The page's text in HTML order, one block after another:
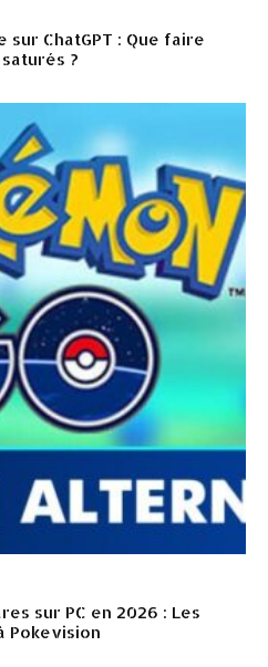
ChatGPT : Que faire
?
sur PC en 2026 : Les
Pokevision